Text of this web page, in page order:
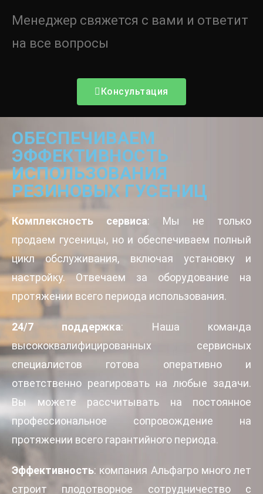
Менеджер свяжется с вами и ответит
на все вопросы
Консультация
ОБЕСПЕЧИВАЕМ
ЭФФЕКТИВНОСТЬ
ИСПОЛЬЗОВАНИЯ
РЕЗИНОВЫХ ГУСЕНИЦ
Комплексность сервиса: Мы не только
продаем гусеницы, но и обеспечиваем полный
цикл обслуживания, включая установку и
настройку. Отвечаем за оборудование на
протяжении всего периода использования.
24/7 поддержка: Наша команда
высококвалифицированных сервисных
специалистов готова оперативно и
ответственно реагировать на любые задачи.
Вы можете рассчитывать на постоянное
профессиональное сопровождение на
протяжении всего гарантийного периода.
Эффективность: компания Альфагро много лет
строит плодотворное сотрудничество с